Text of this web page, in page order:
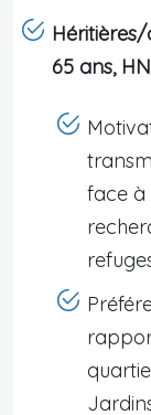
65 ans,
face à